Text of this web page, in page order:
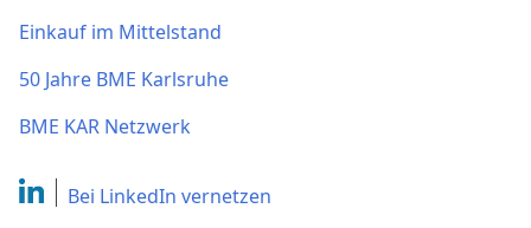
Einkauf im Mittelstand
50 Jahre BME Karlsruhe
BME KAR Netzwerk
Bei LinkedIn vernetzen